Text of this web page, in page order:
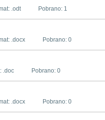
.odt Pobrano: 1
.docx Pobrano: 0
.doc Pobrano: 0
.docx Pobrano: 0